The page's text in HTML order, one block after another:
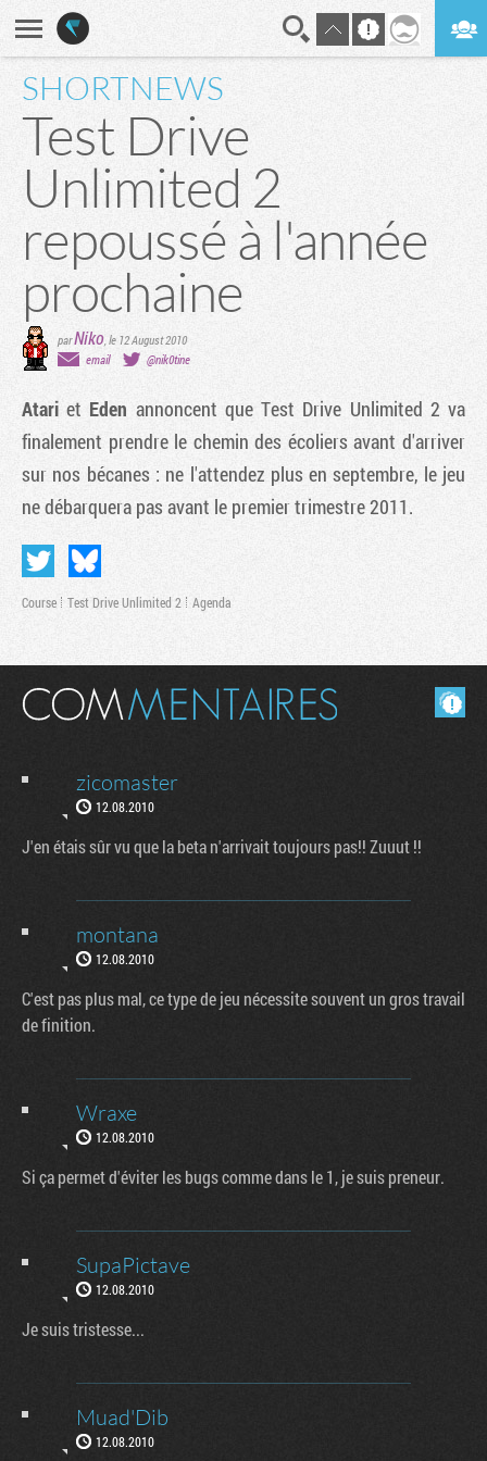
SHORTNEWS
Test Drive
Unlimited 2
repoussé à l'année
prochaine
parNiko,le 12 August 2010
email
@nik0tine
Atari et Eden annoncent queTest Drive Unlimited 2 va
finalement prendre le chemin des écoliers avant d'arriver
sur nos bécanes : ne l'attendez plus en septembre, le jeu
ne débarquera pas avant le premier trimestre 2011.
Course Test Drive Unlimited 2 Agenda
Masquer les commentaires lus.
zicomaster
12.08.2010
J'en étais sûr vu que la beta n'arrivait toujours pas!! Zuuut !!
montana
12.08.2010
C'est pas plus mal, ce type de jeu nécessite souvent un gros travail
de finition.
Wraxe
12.08.2010
Si ça permet d'éviter les bugs comme dans le 1, je suis preneur.
SupaPictave
12.08.2010
Je suis tristesse...
Muad'Dib
12.08.2010